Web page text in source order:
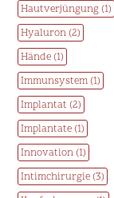
Hautverjüngung (1)
Hyaluron (2)
Hände (1)
Immunsystem (1)
Implantat (2)
Implantate (1)
Innovation (1)
Intimchirurgie (3)